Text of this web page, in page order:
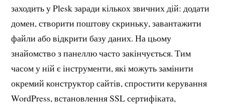
заходить у Plesk заради кількох звичних дій: додати
домен, створити поштову скриньку, завантажити
файли або відкрити базу даних. На цьому
знайомство з панеллю часто закінчується. Тим
часом у ній є інструменти, які можуть замінити
окремий конструктор сайтів, спростити керування
WordPress, встановлення SSL сертифіката,